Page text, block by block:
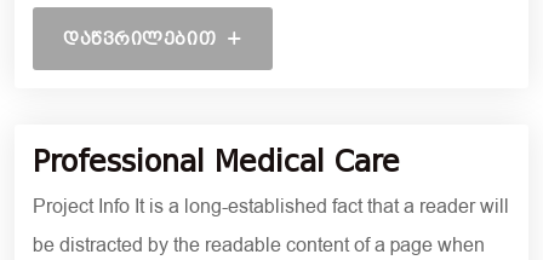
ᲓᲐᲬᲕᲠᲘᲚᲔᲑᲘᲗ
Professional Medical Care
Project Info It is a long-established fact that a reader will
be distracted by the readable content of a page when